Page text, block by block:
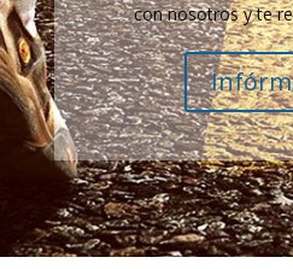
con nosotros y te